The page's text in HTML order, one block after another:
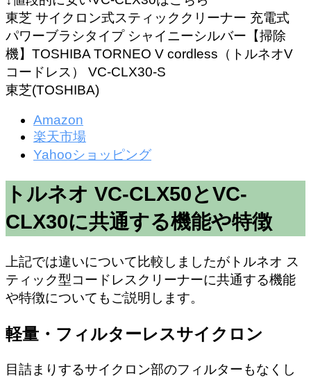
東芝 サイクロン式スティッククリーナー 充電式
パワーブラシタイプ シャイニーシルバー【掃除
機】TOSHIBA TORNEO V cordless（トルネオV
コードレス） VC-CLX30-S
東芝(TOSHIBA)
Amazon
楽天市場
Yahooショッピング
トルネオ VC-CLX50とVC-
CLX30に共通する機能や特徴
上記では違いについて比較しましたがトルネオ ス
ティック型コードレスクリーナーに共通する機能
や特徴についてもご説明します。
軽量・フィルターレスサイクロン
目詰まりするサイクロン部のフィルターもなくし